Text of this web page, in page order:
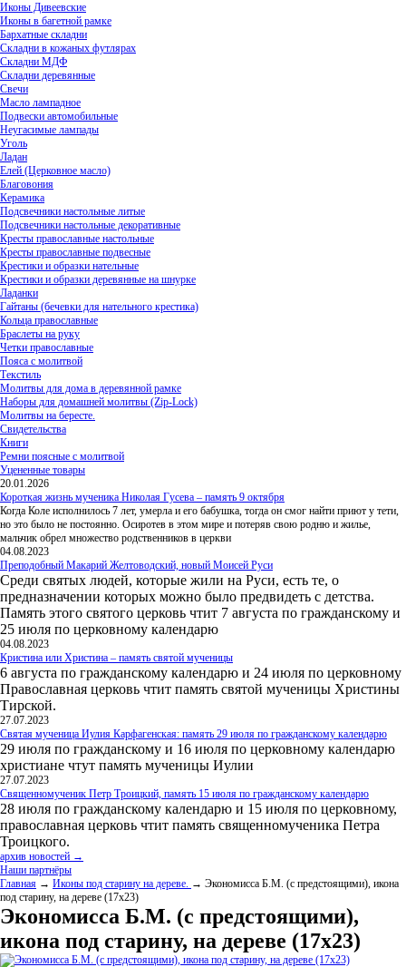
Иконы Дивеевские
Иконы в багетной рамке
Бархатные складни
Складни в кожаных футлярах
Складни МДФ
Складни деревянные
Свечи
Масло лампадное
Подвески автомобильные
Неугасимые лампады
Уголь
Ладан
Елей (Церковное масло)
Благовония
Керамика
Подсвечники настольные литые
Подсвечники настольные декоративные
Кресты православные настольные
Кресты православные подвесные
Крестики и образки нательные
Крестики и образки деревянные на шнурке
Ладанки
Гайтаны (бечевки для нательного крестика)
Кольца православные
Браслеты на руку
Четки православные
Пояса с молитвой
Текстиль
Молитвы для дома в деревянной рамке
Наборы для домашней молитвы (Zip-Lock)
Молитвы на бересте.
Свидетельства
Книги
Ремни поясные с молитвой
Уцененные товары
20.01.2026
Короткая жизнь мученика Николая Гусева – память 9 октября
Когда Коле исполнилось 7 лет, умерла и его бабушка, тогда он смог найти приют у тети,
но это было не постоянно. Осиротев в этом мире и потеряв свою родню и жилье,
мальчик обрел множество родственников в церкви
04.08.2023
Преподобный Макарий Желтоводский, новый Моисей Руси
Среди святых людей, которые жили на Руси, есть те, о
предназначении которых можно было предвидеть с детства.
Память этого святого церковь чтит 7 августа по гражданскому и
25 июля по церковному календарю
04.08.2023
Кристина или Христина – память святой мученицы
6 августа по гражданскому календарю и 24 июля по церковному
Православная церковь чтит память святой мученицы Христины
Тирской.
27.07.2023
Святая мученица Иулия Карфагенская: память 29 июля по гражданскому календарю
29 июля по гражданскому и 16 июля по церковному календарю
христиане чтут память мученицы Иулии
27.07.2023
Священномученик Петр Троицкий, память 15 июля по гражданскому календарю
28 июля по гражданскому календарю и 15 июля по церковному,
православная церковь чтит память священномученика Петра
Троицкого.
архив новостей →
Наши партнёры
Главная → Иконы под старину на дереве. → Экономисса Б.М. (с предстоящими), икона
под старину, на дереве (17х23)
Экономисса Б.М. (с предстоящими),
икона под старину, на дереве (17х23)